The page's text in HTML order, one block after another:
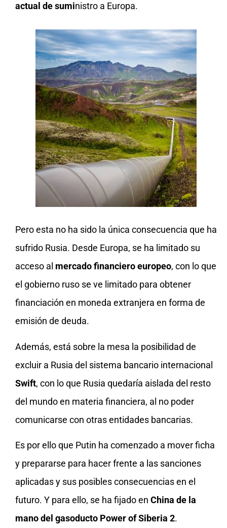
actual de suministro a Europa.
Pero esta no ha sido la única consecuencia que ha
sufrido Rusia. Desde Europa, se ha limitado su
acceso al mercado financiero europeo, con lo que
el gobierno ruso se ve limitado para obtener
financiación en moneda extranjera en forma de
emisión de deuda.
Además, está sobre la mesa la posibilidad de
excluir a Rusia del sistema bancario internacional
Swift, con lo que Rusia quedaría aislada del resto
del mundo en materia financiera, al no poder
comunicarse con otras entidades bancarias.
Es por ello que Putin ha comenzado a mover ficha
y prepararse para hacer frente a las sanciones
aplicadas y sus posibles consecuencias en el
futuro. Y para ello, se ha fijado en China de la
mano del gasoducto Power of Siberia 2.